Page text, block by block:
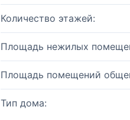
Количество этажей:
Площадь нежилых
Площадь помещений
Тип дома: